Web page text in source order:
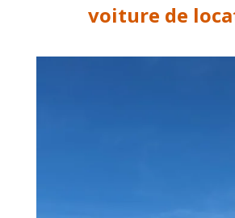
voiture de